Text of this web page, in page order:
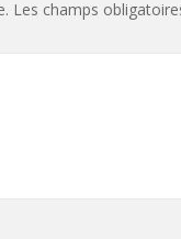
Les champs